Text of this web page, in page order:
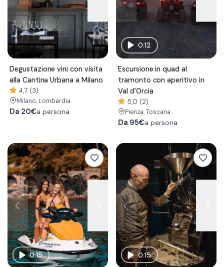
Degustazione vini con visita
alla Cantina Urbana a Milano
4,7 (3)
Milano, Lombardia
Da 20€a persona
0:12
Escursione in quad al
tramonto con aperitivo in
Val d'Orcia
5,0 (2)
Pienza, Toscana
Da 95€a persona
0:15 0:15